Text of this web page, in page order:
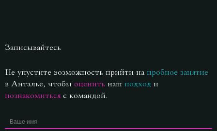
Записывайтесь
Не упустите возможность прийти на пробное занятие
в Анталье, чтобы оценить наш подход и
познакомиться с командой.